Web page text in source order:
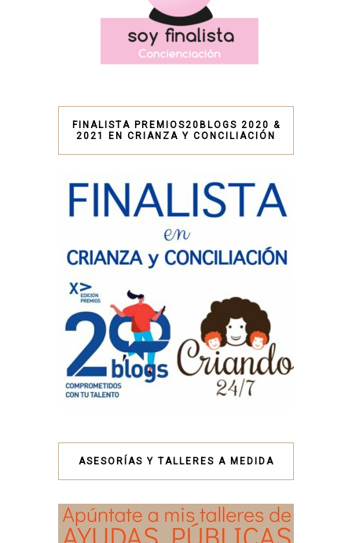
FINALISTA PREMIOS20BLOGS 2020 &
2021 EN CRIANZA Y CONCILIACIÓN
ASESORÍAS Y TALLERES A MEDIDA